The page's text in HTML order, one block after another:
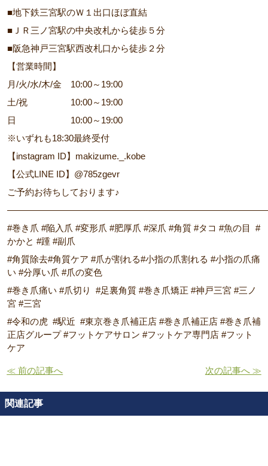
■地下鉄三宮駅のＷ１出口ほぼ直結
■ＪＲ三ノ宮駅の中央改札から徒歩５分
■阪急神戸三宮駅西改札口から徒歩２分
【営業時間】
月/火/水/木/金 10:00～19:00
土/祝 10:00～19:00
日 10:00～19:00
※いずれも18:30最終受付
【instagram ID】makizume._.kobe
【公式LINE ID】@785zgevr
ご予約お待ちしております♪
#巻き爪 #陥入爪 #変形爪 #肥厚爪 #深爪 #角質 #タコ #魚の目 #
かかと #踵 #副爪
#角質除去#角質ケア #爪が割れる#小指の爪割れる #小指の爪痛
い #分厚い爪 #爪の変色
#巻き爪痛い #爪切り #足裏角質 #巻き爪矯正 #神戸三宮 #三ノ
宮 #三宮
#令和の虎 #駅近 #東京巻き爪補正店 #巻き爪補正店 #巻き爪補
正店グループ #フットケアサロン #フットケア専門店 #フット
ケア
≪ 前の記事へ 次の記事へ ≫
関連記事